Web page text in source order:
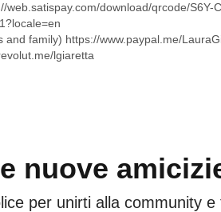
web.satispay.com/download/qrcode/
and family) https://www.paypal.me/
lgiaretta
nuove
per unirti alla community